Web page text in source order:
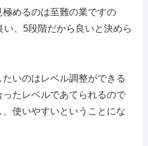
めるのは至難の業ですの
、5段階だから良いと決めら
いのはレベル調整ができる
たレベルであてられるので
使いやすいということにな